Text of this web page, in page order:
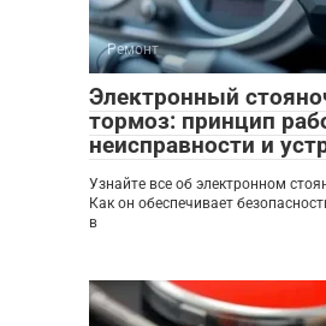
Ремонт
Электронный
тормоз: принцип
неисправности и
Узнайте все об электронном
Как он обеспечивает
в